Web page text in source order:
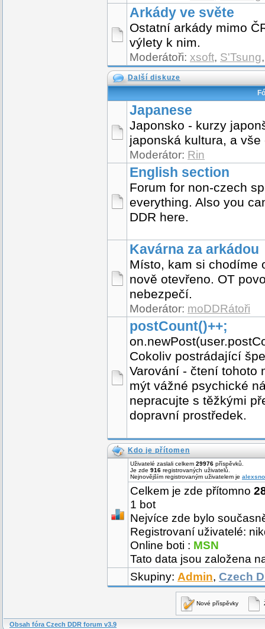
Arkády ve světe
Ostatní arkády mimo
výlety k nim.
Moderátoři: xsoft, S'Tsung
Další diskuze
Japanese
Japonsko - kurzy
japonská kultura, a
Moderátor: Rin
English section
Forum for non-czech
everything. Also you
DDR here.
Kavárna za arkádou
Místo, kam si chodíme
nově otevřeno. OT
nebezpečí.
Moderátor: moDDRátoři
postCount()++;
Cokoliv postrádající
Varování - čtení tohoto
mýt vážné psychické
nepracujte s těžkými
dopravní prostředek.
Kdo je přítomen
Uživatelé zaslali celkem 29976 příspěvků.
Je zde 916 registrovaných uživatelů.
Nejnovějším registrovaným uživatelem je
Celkem je zde přítomno
1 bot
Nejvíce zde bylo
Registrovaní uživatelé:
Online boti : MSN
Tato data jsou založena
Skupiny: Admin, Czech
Nové příspěvky
Obsah fóra Czech DDR forum v3.9